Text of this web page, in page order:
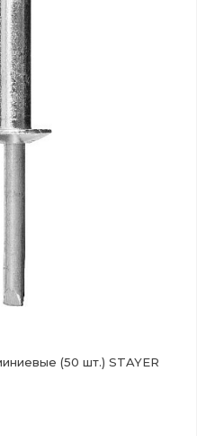
(50 шт.) STAYER